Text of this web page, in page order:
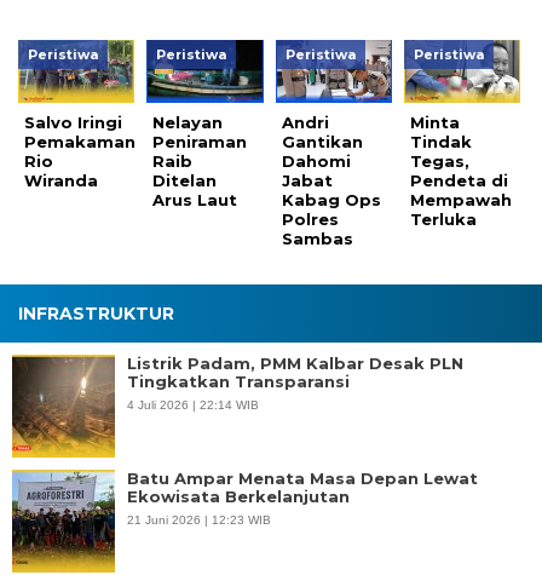
Peristiwa
Salvo Iringi
Pemakaman
Rio
Wiranda
Peristiwa
Nelayan
Peniraman
Raib
Ditelan
Arus Laut
Peristiwa
Andri
Gantikan
Dahomi
Jabat
Kabag Ops
Polres
Sambas
Peristiwa
Minta
Tindak
Tegas,
Pendeta di
Mempawah
Terluka
INFRASTRUKTUR
Listrik Padam, PMM Kalbar Desak PLN
Tingkatkan Transparansi
4 Juli 2026 | 22:14 WIB
Batu Ampar Menata Masa Depan Lewat
Ekowisata Berkelanjutan
21 Juni 2026 | 12:23 WIB